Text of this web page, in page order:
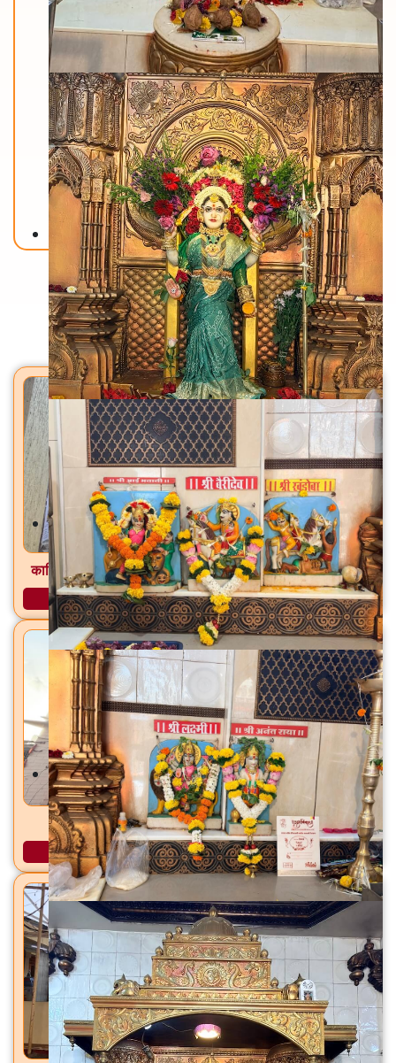
Back To Home
मंदिरे
कालिमाता मंदिर / सनातन राम मंदिर रामकृष्ण चेंबूरकर मार्ग, चेंबूर (पू.)
अधिक माहिती
गीता भवन हरि मंदिर जीटीबी नगर, मुंबई
अधिक माहिती